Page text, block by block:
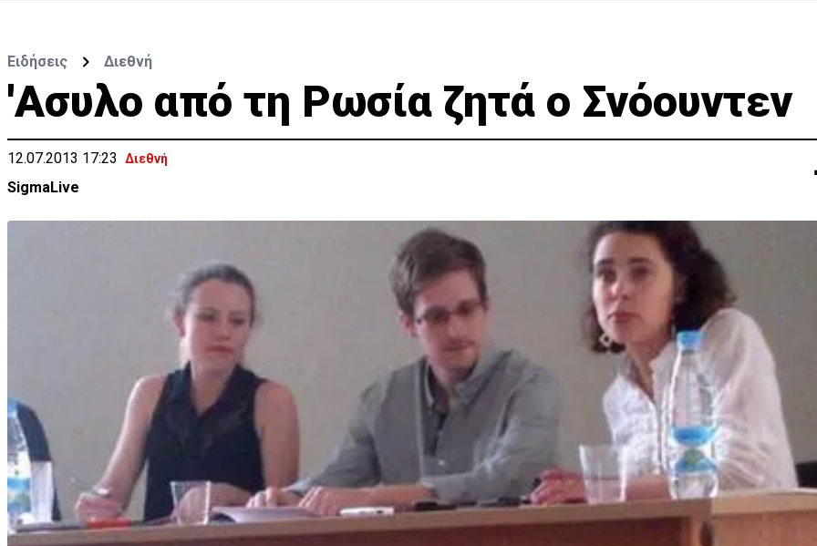
Ειδήσεις Διεθνή
'Ασυλο από τη Ρωσία ζητά ο Σνόουντεν
12.07.2013 17:23 Διεθνή
SigmaLive